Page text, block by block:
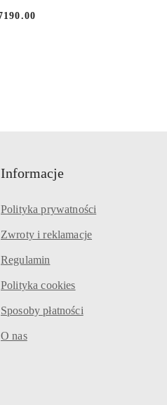
Informacje
Polityka prywatności
Zwroty i reklamacje
Regulamin
Polityka cookies
Sposoby płatności
O nas